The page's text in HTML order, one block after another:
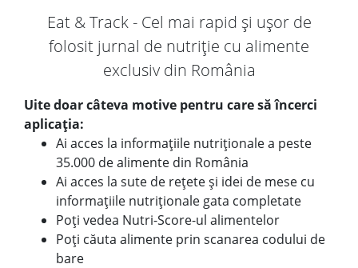
Eat & Track - Cel mai rapid și ușor de
folosit jurnal de nutriție cu alimente
exclusiv din România
Uite doar câteva motive pentru care să încerci
aplicația:
Ai acces la informațiile nutriționale a peste
35.000 de alimente din România
Ai acces la sute de rețete și idei de mese cu
informațiile nutriționale gata completate
Poți vedea Nutri-Score-ul alimentelor
Poți căuta alimente prin scanarea codului de
bare